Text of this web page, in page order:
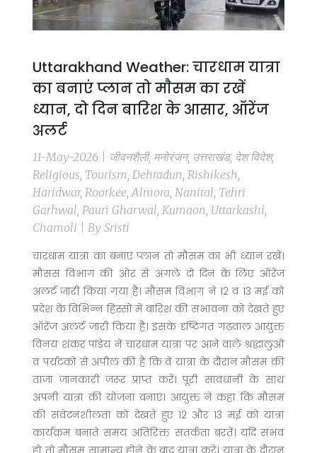
Uttarakhand Weather: चारधाम यात्रा
का बनाएं प्लान तो माैसम का रखें
ध्यान, दो दिन बारिश के आसार, ऑरेंज
अलर्ट
11-May-2026 | जीवनशैली, मनोरंजन, उत्तराखंड, देश विदेश,
Religious, Tourism, Dehradun, Rishikesh,
Haridwar, Roorkee, Almora, Nanital, Tehri
Garhwal, Pauri Gharwal, Kumaon, Uttarkashi,
Chamoli | By Sristi
चारधाम यात्रा का बनाएं प्लान तो माैसम का भी ध्यान रखें।
मौसस विभाग की ओर से अगले दो दिन के लिए ऑरेंज
अलर्ट जारी किया गया है। मौसम विभाग ने 12 व 13 मई को
प्रदेश के विभिन्न हिस्सों में बारिश की संभावना को देखते हुए
ऑरेंज अलर्ट जारी किया है। इसके दृष्टिगत गढ़वाल आयुक्त
विनय शंकर पांडेय ने चारधाम यात्रा पर आने वाले श्रद्धालुओं
व पर्यटकों से अपील की है कि वे यात्रा के दौरान मौसम की
ताजा जानकारी जरूर प्राप्त करें। पूरी सावधानी के साथ
अपनी यात्रा की योजना बनाएं। आयुक्त ने कहा कि मौसम
की संवेदनशीलता को देखते हुए 12 और 13 मई को यात्रा
कार्यक्रम बनाते समय अतिरिक्त सतर्कता बरतें। यदि संभव